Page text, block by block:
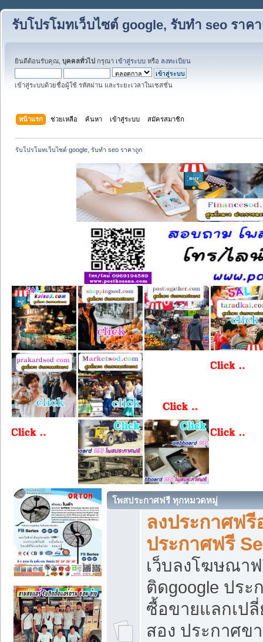
รับโปรโมทเว็บไซต์ google, รับทำ seo ราค
ยินดีต้อนรับคุณ, บุคคลทั่วไป กรุณา เข้าสู่ระบบ หรือ ลงทะเบียน
เข้าสู่ระบบด้วยชื่อผู้ใช้ รหัสผ่าน และระยะเวลาในเซสชั่น
หน้าแรก ช่วยเหลือ ค้นหา เข้าสู่ระบบ สมัครสมาชิก
รับโปรโมทเว็บไซต์ google, รับทำ seo ราคาถูก
โพสประกาศฟรี ทุกหมวดหมู่
ลงประกาศฟ
ประกาศฟรี
เว็บลงโฆษณา
ติดgoogle ปร
ซื้อขายแลกเป
สอง ประกาศข